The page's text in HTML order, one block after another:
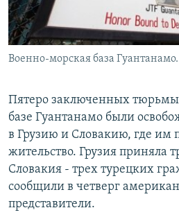
Военно-морская база Гуантанамо.
Пятеро заключенных
базе Гуантанамо были
в Грузию и Словакию, где им
жительство. Грузия приняла
Словакия - трех турецких
сообщили в четверг
представители.